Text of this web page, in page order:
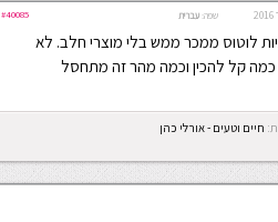
#40085 שפה: עברית
לוטוס ממכר ממש בלי מוצרי חלב. לא
כמה קל להכין וכמה מהר זה מתחסל
חיים וטעים - אורלי כהן